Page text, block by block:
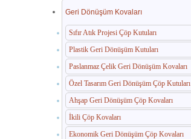
Geri Dönüşüm Kovaları
Sıfır Atık Projesi Çöp Kutuları
Plastik Geri Dönüşüm Kutuları
Paslanmaz Çelik Geri Dönüşüm Kovaları
Özel Tasarım Geri Dönüşüm Çöp Kutuları
Ahşap Geri Dönüşüm Çöp Kovaları
İkili Çöp Kovaları
Ekonomik Geri Dönüşüm Çöp Kovaları